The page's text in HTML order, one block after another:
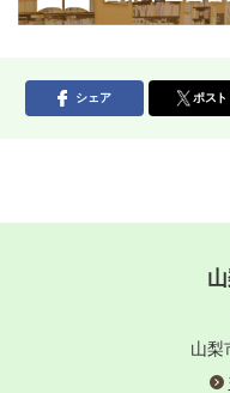
シェア ポス
山梨